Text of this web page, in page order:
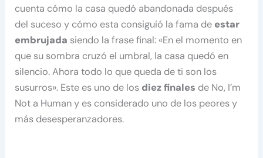
cuenta cómo la casa quedó abandonada después
del suceso y cómo esta consiguió la fama de estar
embrujada siendo la frase final: «En el momento en
que su sombra cruzó el umbral, la casa quedó en
silencio. Ahora todo lo que queda de ti son los
susurros». Este es uno de los diez finales de No, I’m
Not a Human y es considerado uno de los peores y
más desesperanzadores.